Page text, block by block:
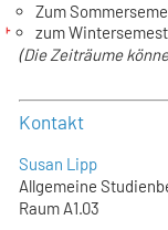
Zum
zum
(Die Zeiträume
Kontakt
Susan Lipp
Allgemeine
Raum A1.03